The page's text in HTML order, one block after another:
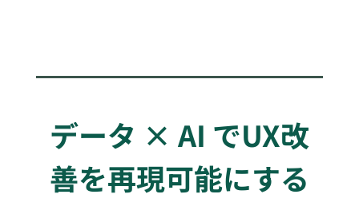
データ × AI でUX改
善を再現可能にする